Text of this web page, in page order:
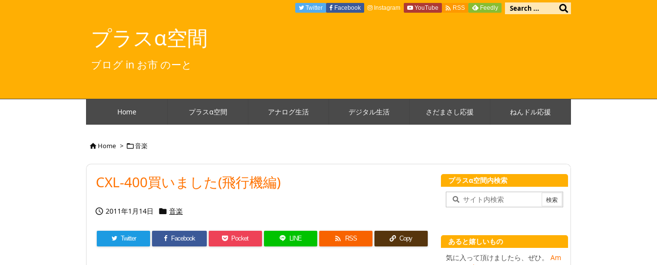
プラスα空間
ブログ in お市 のーと
Home プラスα空間 アナログ生活 デジタル生活 さだまさし応援 ねんドル応援
Twitter Facebook Instagram YouTube  RSS Feedly
Home > 音楽
CXL-400買いました(飛行機編)
 2011年1月14日  音楽
Twitter Facebook Pocket LINE  RSS Copy
プラスα空間内検索
あると嬉しいもの
気に入って頂けましたら、ぜひ。 Am